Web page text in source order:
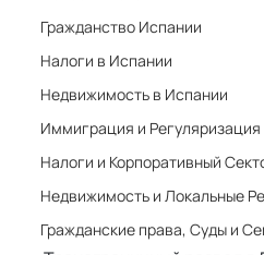
Гражданство Испании
Налоги в Испании
Недвижимость в Испании
Иммиграция и Регуляризация
Налоги и Корпоративный
Недвижимость и Локальные
Гражданские права, Суды и